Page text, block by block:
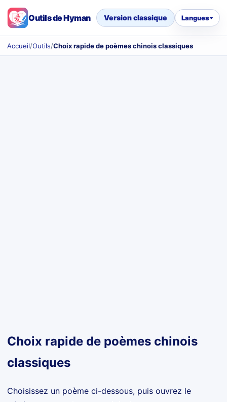
Outils de Hyman Version classique Langues
Accueil/Outils/Choix rapide de poèmes chinois classiques
Choix rapide de poèmes chinois
classiques
Choisissez un poème ci-dessous, puis ouvrez le